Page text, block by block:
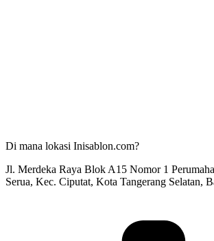
Di mana lokasi Inisablon.com?
Jl. Merdeka Raya Blok A15 Nomor 1
Serua, Kec. Ciputat, Kota Tangerang Selatan,